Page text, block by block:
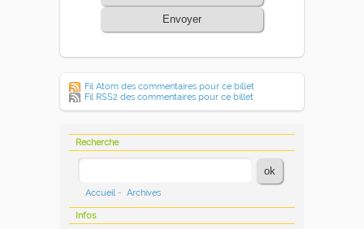
Envoyer
Fil Atom des commentaires pour ce billet
Fil RSS2 des commentaires pour ce billet
Recherche
Accueil - Archives
Infos